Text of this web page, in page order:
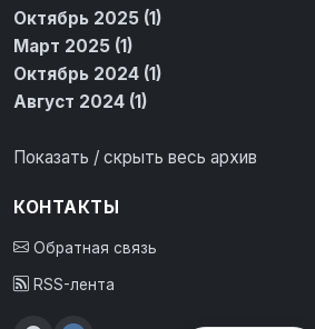
Октябрь 2025 (1)
Март 2025 (1)
Октябрь 2024 (1)
Август 2024 (1)
Показать / скрыть весь архив
КОНТАКТЫ
Обратная связь
RSS-лента